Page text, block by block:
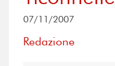
07/11/2007
Redazione